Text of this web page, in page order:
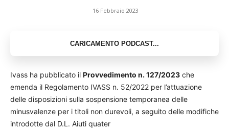
16 Febbraio 2023
Ivass ha pubblicato il Provvedimento n. 127/2023 che
emenda il Regolamento IVASS n. 52/2022 per l’attuazione
delle disposizioni sulla sospensione temporanea delle
minusvalenze per i titoli non durevoli, a seguito delle modifiche
introdotte dal D.L. Aiuti quater